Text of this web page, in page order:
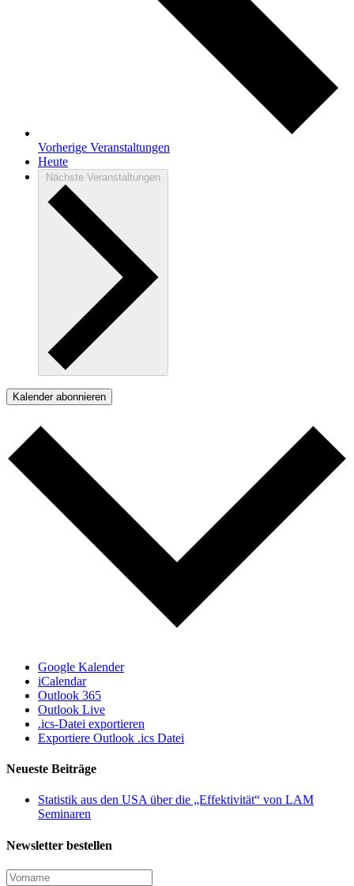
Vorherige Veranstaltungen
Heute
Nächste Veranstaltungen
Kalender abonnieren
Google Kalender
iCalendar
Outlook 365
Outlook Live
.ics-Datei exportieren
Exportiere Outlook .ics Datei
Neueste Beiträge
Statistik aus den USA über die „Effektivität“ von LAM
Seminaren
Newsletter bestellen